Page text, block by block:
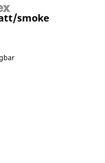
smoke